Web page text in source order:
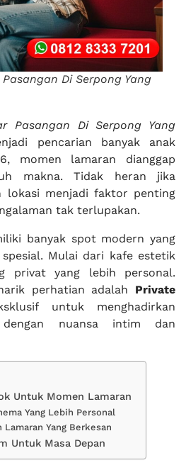
Di Serpong Yang
Pasangan Di Serpong Yang
pencarian banyak anak
momen lamaran dianggap
makna. Tidak heran jika
lokasi menjadi faktor penting
tak terlupakan.
banyak spot modern yang
Mulai dari kafe estetik
privat yang lebih personal.
perhatian adalah Private
untuk menghadirkan
dengan nuansa intim dan
Untuk Momen Lamaran
Yang Lebih Personal
Yang Berkesan
Untuk Masa Depan